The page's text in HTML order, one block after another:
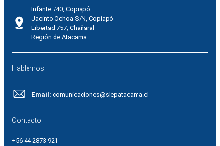
Infante 740, Copiapó
Jacinto Ochoa S/N, Copiapó
Libertad 757, Chañaral
Región de Atacama
Hablemos
Email: comunicaciones@slepatacama.cl
Contacto
+56 44 2873 921